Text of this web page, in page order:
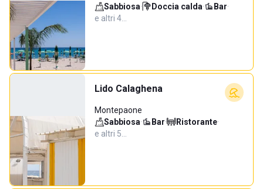
Sabbiosa· Doccia calda· Bar·
e altri 4…
Lido Calaghena
Montepaone
Sabbiosa· Bar· Ristorante·
e altri 5…